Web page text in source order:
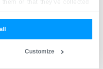
or that they’ve collected
Customize